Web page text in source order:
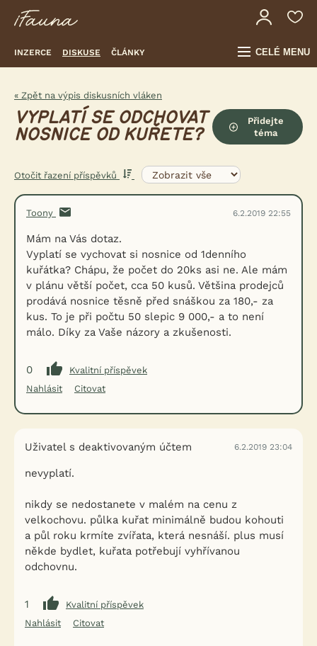
INZERCE DISKUSE ČLÁNKY CELÉ MENU
« Zpět na výpis diskusních vláken
VYPLATÍ SE ODCHOVAT
NOSNICE OD KUŘETE?
Přidejte
téma
Otočit řazení příspěvků
Toony 6.2.2019 22:55
Mám na Vás dotaz.
Vyplatí se vychovat si nosnice od 1denního
kuřátka? Chápu, že počet do 20ks asi ne. Ale mám
v plánu větší počet, cca 50 kusů. Většina prodejců
prodává nosnice těsně před snáškou za 180,- za
kus. To je při počtu 50 slepic 9 000,- a to není
málo. Díky za Vaše názory a zkušenosti.
0
Kvalitní příspěvek
Nahlásit
Citovat
Uživatel s deaktivovaným účtem 6.2.2019 23:04
nevyplatí.
nikdy se nedostanete v malém na cenu z
velkochovu. půlka kuřat minimálně budou kohouti
a půl roku krmíte zvířata, která nesnáší. plus musí
někde bydlet, kuřata potřebují vyhřívanou
odchovnu.
1
Kvalitní příspěvek
Nahlásit
Citovat